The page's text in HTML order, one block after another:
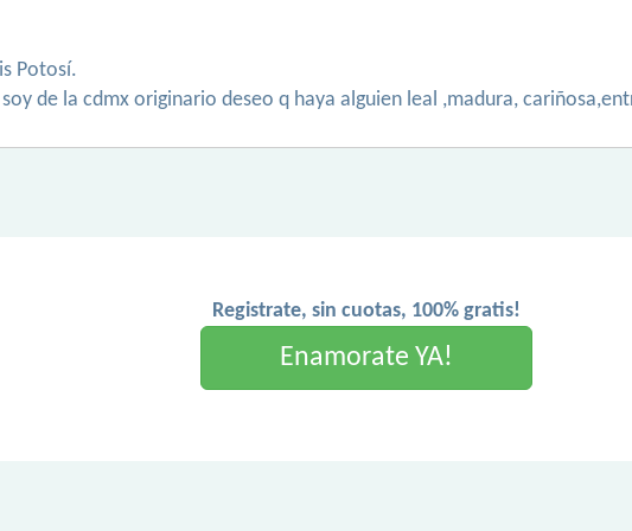
Potosí.
de la cdmx originario deseo q haya alguien leal ,madura,
Registrate, sin cuotas, 100% gratis!
Enamorate YA!